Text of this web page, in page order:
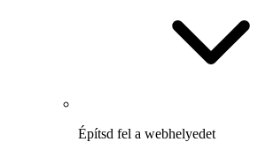
Építsd fel a webhelyedet